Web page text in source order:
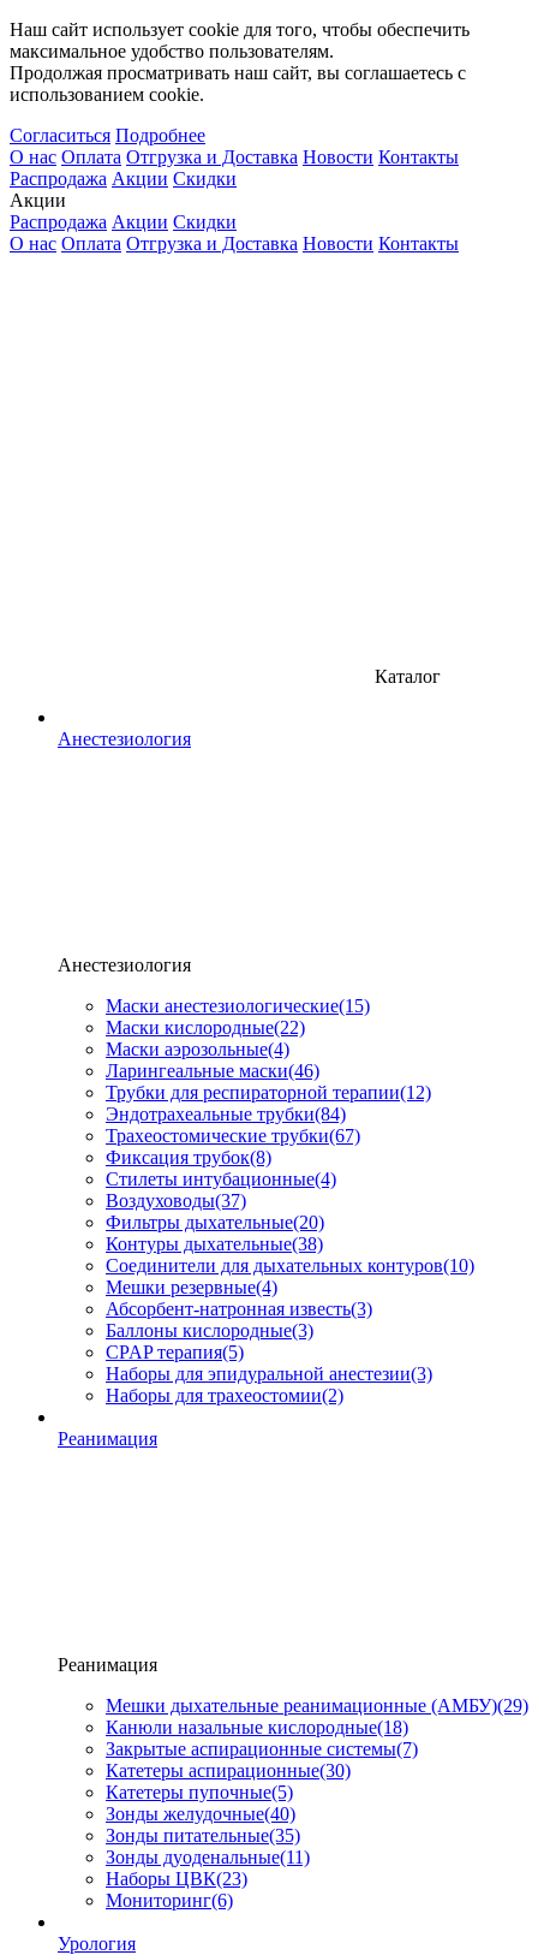
Наш сайт использует cookie для того, чтобы обеспечить
максимальное удобство пользователям.
Продолжая просматривать наш сайт, вы соглашаетесь с
использованием cookie.
Согласиться Подробнее
О нас Оплата Отгрузка и Доставка Новости Контакты
Распродажа Акции Скидки
Акции
Распродажа Акции Скидки
О нас Оплата Отгрузка и Доставка Новости Контакты
Каталог
Анестезиология
Анестезиология
Маски анестезиологические(15)
Маски кислородные(22)
Маски аэрозольные(4)
Ларингеальные маски(46)
Трубки для респираторной терапии(12)
Эндотрахеальные трубки(84)
Трахеостомические трубки(67)
Фиксация трубок(8)
Стилеты интубационные(4)
Воздуховоды(37)
Фильтры дыхательные(20)
Контуры дыхательные(38)
Соединители для дыхательных контуров(10)
Мешки резервные(4)
Абсорбент-натронная известь(3)
Баллоны кислородные(3)
CPAP терапия(5)
Наборы для эпидуральной анестезии(3)
Наборы для трахеостомии(2)
Реанимация
Реанимация
Мешки дыхательные реанимационные (АМБУ)(29)
Канюли назальные кислородные(18)
Закрытые аспирационные системы(7)
Катетеры аспирационные(30)
Катетеры пупочные(5)
Зонды желудочные(40)
Зонды питательные(35)
Зонды дуоденальные(11)
Наборы ЦВК(23)
Мониторинг(6)
Урология